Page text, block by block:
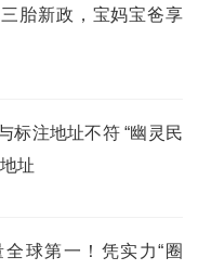
胎新政，宝妈宝爸享
标注地址不符 “幽灵民
址
球第一！凭实力“圈